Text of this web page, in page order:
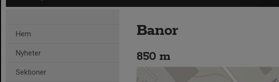
Hem
Nyheter
Sektioner
Banor
850 m